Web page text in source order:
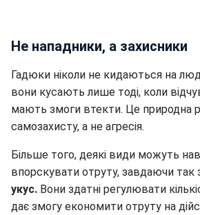
Не нападники, а захисники
Гадюки ніколи не кидаються на
вони кусають лише тоді, коли
мають змоги втекти. Це природна
самозахисту, а не агресія.
Більше того, деякі види можуть
впорскувати отруту, завдаючи так
укус. Вони здатні регулювати
дає змогу економити отруту на